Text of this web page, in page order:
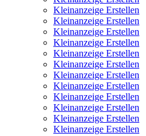
Kleinanzeige Erstellen
Kleinanzeige Erstellen
Kleinanzeige Erstellen
Kleinanzeige Erstellen
Kleinanzeige Erstellen
Kleinanzeige Erstellen
Kleinanzeige Erstellen
Kleinanzeige Erstellen
Kleinanzeige Erstellen
Kleinanzeige Erstellen
Kleinanzeige Erstellen
Kleinanzeige Erstellen